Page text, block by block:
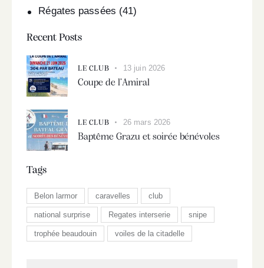
Régates passées (41)
Recent Posts
LE CLUB 13 juin 2026
Coupe de l’Amiral
LE CLUB 26 mars 2026
Baptême Grazu et soirée bénévoles
Tags
Belon larmor caravelles club
national surprise Regates interserie snipe
trophée beaudouin voiles de la citadelle